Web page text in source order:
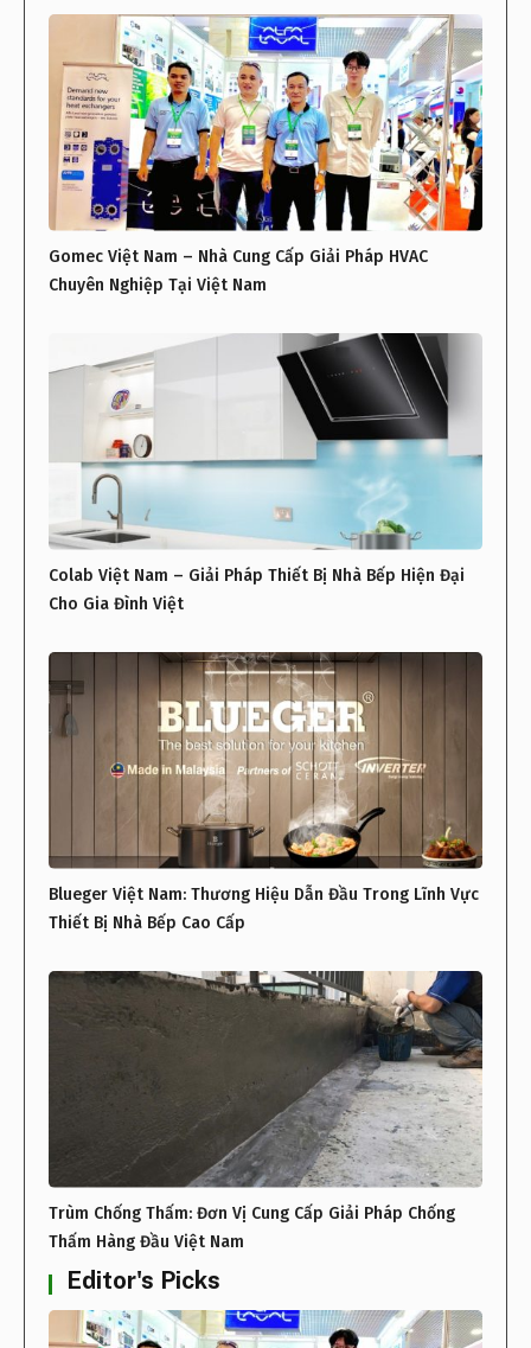
Gomec Việt Nam – Nhà Cung Cấp Giải Pháp HVAC
Chuyên Nghiệp Tại Việt Nam
Colab Việt Nam – Giải Pháp Thiết Bị Nhà Bếp Hiện Đại
Cho Gia Đình Việt
Blueger Việt Nam: Thương Hiệu Dẫn Đầu Trong Lĩnh Vực
Thiết Bị Nhà Bếp Cao Cấp
Trùm Chống Thấm: Đơn Vị Cung Cấp Giải Pháp Chống
Thấm Hàng Đầu Việt Nam
Editor's Picks